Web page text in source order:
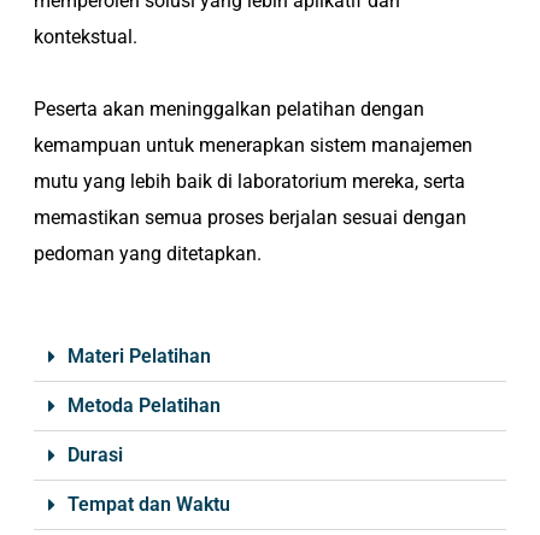
kontekstual.
Peserta akan meninggalkan pelatihan dengan
kemampuan untuk menerapkan sistem manajemen
mutu yang lebih baik di laboratorium mereka, serta
memastikan semua proses berjalan sesuai dengan
pedoman yang ditetapkan.
Materi Pelatihan
Metoda Pelatihan
Durasi
Tempat dan Waktu